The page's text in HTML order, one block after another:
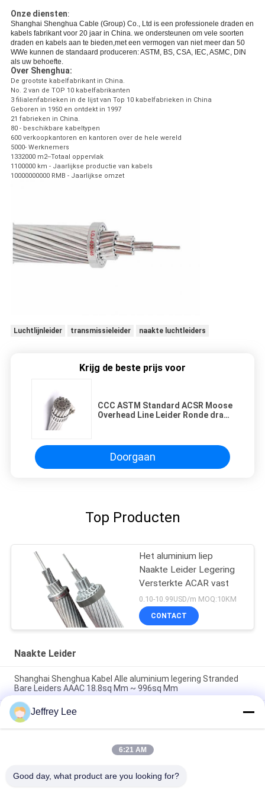
Onze diensten:
Shanghai Shenghua Cable (Group) Co., Ltd is een professionele draden en
kabels fabrikant voor 20 jaar in China. we ondersteunen om vele soorten
draden en kabels aan te bieden,met een vermogen van niet meer dan 50
WWe kunnen de standaard produceren: ASTM, BS, CSA, IEC, ASMC, DIN
als uw behoefte.
Over Shenghua:
De grootste kabelfabrikant in China.
No. 2 van de TOP 10 kabelfabrikanten
3 filialenfabrieken in de lijst van Top 10 kabelfabrieken in China
Geboren in 1950 en ontdekt in 1997
21 fabrieken in China.
80 - beschikbare kabeltypen
600 verkoopkantoren en kantoren over de hele wereld
5000- Werknemers
1332000 m2--Totaal oppervlak
1100000 km - Jaarlijkse productie van kabels
10000000000 RMB - Jaarlijkse omzet
Luchtlijnleider transmissieleider naakte luchtleiders
Krijg de beste prijs voor
CCC ASTM Standard ACSR Moose
Overhead Line Leider Ronde draad
Doorgaan
Top Producten
Het aluminium liep
Naakte Leider Legering
Versterkte ACAR vast
0.10-10.99USD/m MOQ:10KM
CONTACT
Naakte Leider
Shanghai Shenghua Kabel Alle aluminium legering Stranded
Bare Leiders AAAC 18.8sq Mm ~ 996sq Mm
Shanghai Shenghua Group Kabel Zinkgecoate staaldraad GSW
Bare Conductor voor stroomtransmissie systeem
Shanghai Shenghua Power Cable Professionele
Bovenleidingen Blankgeleiders, Alle Aluminium Geleider AAC
Jeffrey Lee
6:21 AM
Good day, what product are you looking for?